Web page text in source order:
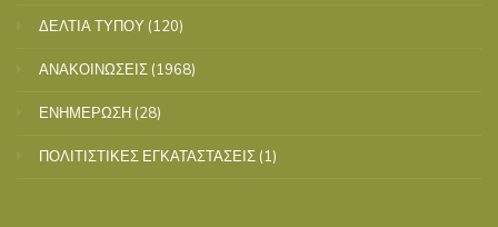
ΔΕΛΤΙΑ ΤΥΠΟΥ (120)
ΑΝΑΚΟΙΝΩΣΕΙΣ (1968)
ΕΝΗΜΕΡΩΣΗ (28)
ΠΟΛΙΤΙΣΤΙΚΕΣ ΕΓΚΑΤΑΣΤΑΣΕΙΣ (1)